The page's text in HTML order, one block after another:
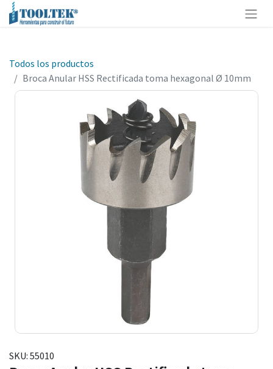
Todos los productos
Broca Anular HSS Rectificada toma hexagonal Ø 10mm
SKU: 55010